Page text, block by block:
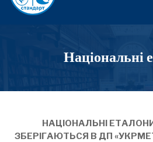
Національні
НАЦІОНАЛЬНІ
ЗБЕРІГАЮТЬСЯ В ДП